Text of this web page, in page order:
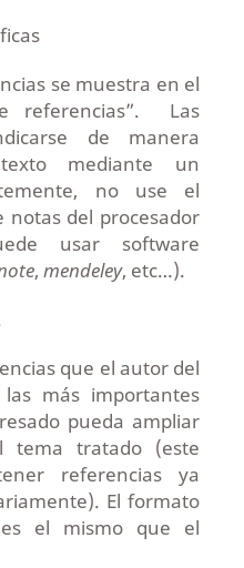
se muestra en el
referencias”. Las
de manera
mediante un
no use el
notas del procesador
usar software
, mendeley, etc…).
que el autor del
más importantes
pueda ampliar
tema tratado (este
referencias ya
El formato
el mismo que el